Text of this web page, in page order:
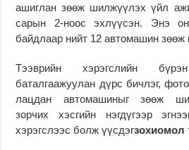
ашиглан зөөж шилжүүлэх үйл
сарын 2-ноос эхлүүсэн. Энэ
байдлаар нийт 12 автомашин
Тээврийн хэрэгслийн
баталгаажуулан дүрс бичлэг,
лацдан автомашиныг зөөж
зорчих хэсгийн нэгдүгээр
хэрэгслээс болж үүсдэгзохиомол